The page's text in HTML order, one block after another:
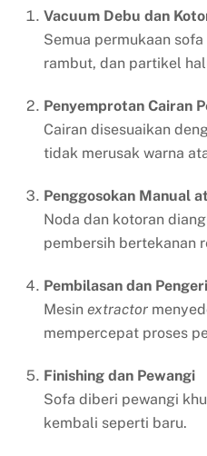
Vacuum Debu dan
Semua permukaan
rambut, dan partikel
Penyemprotan Cairan
Cairan disesuaikan
tidak merusak warna
Penggosokan Manual
Noda dan kotoran
pembersih bertekanan
Pembilasan dan
Mesin extractor
mempercepat proses
Finishing dan Pewangi
Sofa diberi pewangi
kembali seperti baru.